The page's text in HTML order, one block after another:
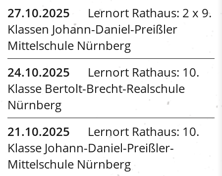
27.10.2025
Lernort Rathaus: 2 x 9.
Klassen Johann-Daniel-Preißler
Mittelschule Nürnberg
24.10.2025
Lernort Rathaus: 10.
Klasse Bertolt-Brecht-Realschule
Nürnberg
21.10.2025
Lernort Rathaus: 10.
Klasse Johann-Daniel-Preißler-
Mittelschule Nürnberg